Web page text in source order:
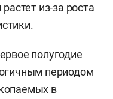
из-за роста
полугодие
периодом
в